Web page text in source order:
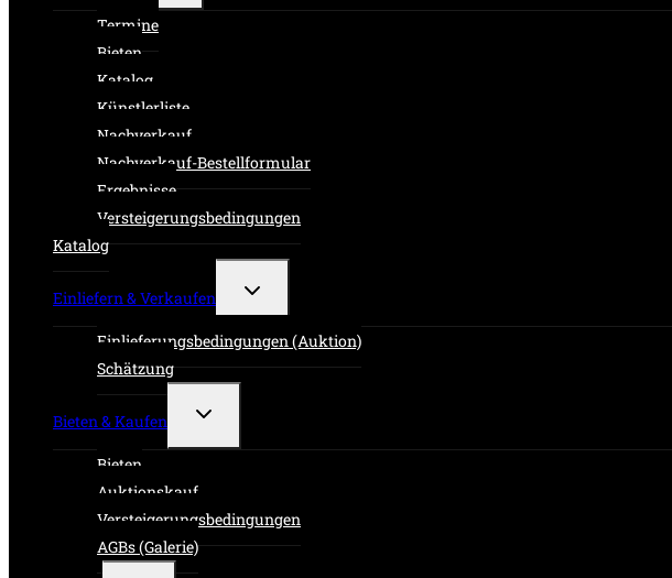
Termine
Bieten
Katalog
Künstlerliste
Nachverkauf
Nachverkauf-Bestellformular
Ergebnisse
Versteigerungsbedingungen
Katalog
Einliefern & Verkaufen
Untermenü
Einlieferungsbedingungen (Auktion)
Schätzung
Bieten & Kaufen
Untermenü
Bieten
Auktionskauf
Versteigerungsbedingungen
AGBs (Galerie)